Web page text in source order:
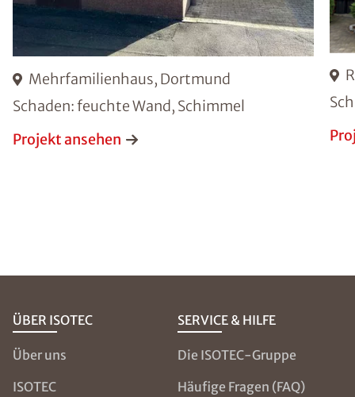
Mehrfamilienhaus, Dortmund
Schaden: feuchte Wand, Schimmel
Projekt ansehen
ÜBER ISOTEC
Über uns
ISOTEC
SERVICE & HILFE
Die ISOTEC-Gruppe
Häufige Fragen (FAQ)